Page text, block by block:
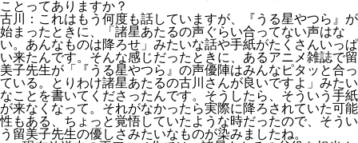
ことってありますか？
古川
：これはもう何度も話していますが、『うる星やつら』が
始まったときに、「諸星あたるの声ぐらい合ってない声はな
い。あんなものは降ろせ」みたいな話や手紙がたくさんいっぱ
い来たんです。そんな感じだったときに、あるアニメ雑誌で留
美子先生が「『うる星やつら』の声優陣はみんなピタッと合っ
ている。とりわけ諸星あたるの古川さんが良いですよ」みたい
なことを書いてくださったんです。そうしたら、そういう手紙
が来なくなって。それがなかったら実際に降ろされていた可能
性もある、ちょっと覚悟していたような時だったので、そうい
う留美子先生の優しさみたいなものが染みましたね。